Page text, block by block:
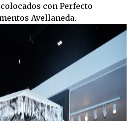
con Perfecto
Avellaneda.